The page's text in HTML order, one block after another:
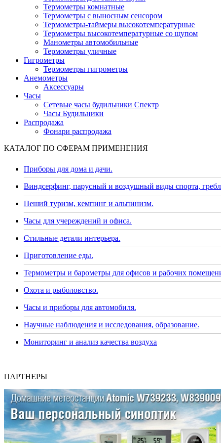
Термометры комнатные
Термометры с выносным сенсором
Термометры-таймеры высокотемпературные
Термометры высокотемпературные со щупом
Манометры автомобильные
Термометры уличные
Гигрометры
Термометры гигрометры
Анемометры
Аксессуары
Часы
Сетевые часы будильники Спектр
Часы Будильники
Распродажа
Фонари распродажа
КАТАЛОГ ПО СФЕРАМ ПРИМЕНЕНИЯ
Приборы для дома и дачи.
Виндсерфинг, парусный и воздушный виды спорта,
Пеший туризм, кемпинг и альпинизм.
Часы для учереждений и офиса.
Стильные детали интерьера.
Приготовление еды.
Термометры и барометры для офисов и рабочих
Охота и рыболовство.
Часы и приборы для автомобиля.
Научные наблюдения и исследования, образование.
Мониторинг и анализ качества воздуха
ПАРТНЕРЫ